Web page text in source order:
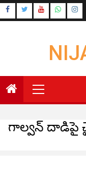
Skip
to
Menu
గాల్వ‌న్ దాడిపై